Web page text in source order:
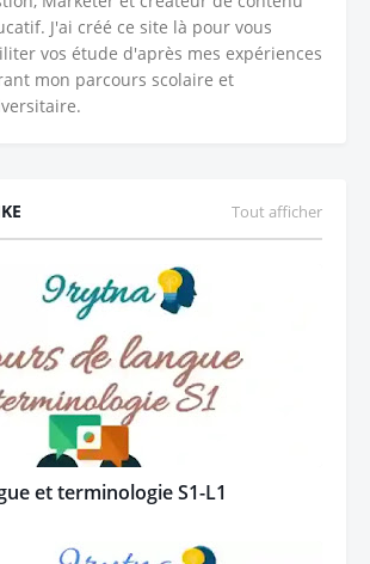
J'ai créé ce site là pour vous
vos étude d'après mes expériences
mon parcours scolaire et
Tout afficher
et terminologie S1-L1